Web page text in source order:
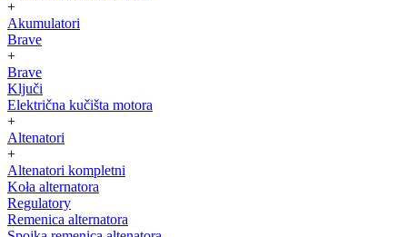
+
Akumulatori
Brave
+
Brave
Ključi
Električna kučišta motora
+
Altenatori
+
Altenatori kompletni
Koła alternatora
Regulatory
Remenica alternatora